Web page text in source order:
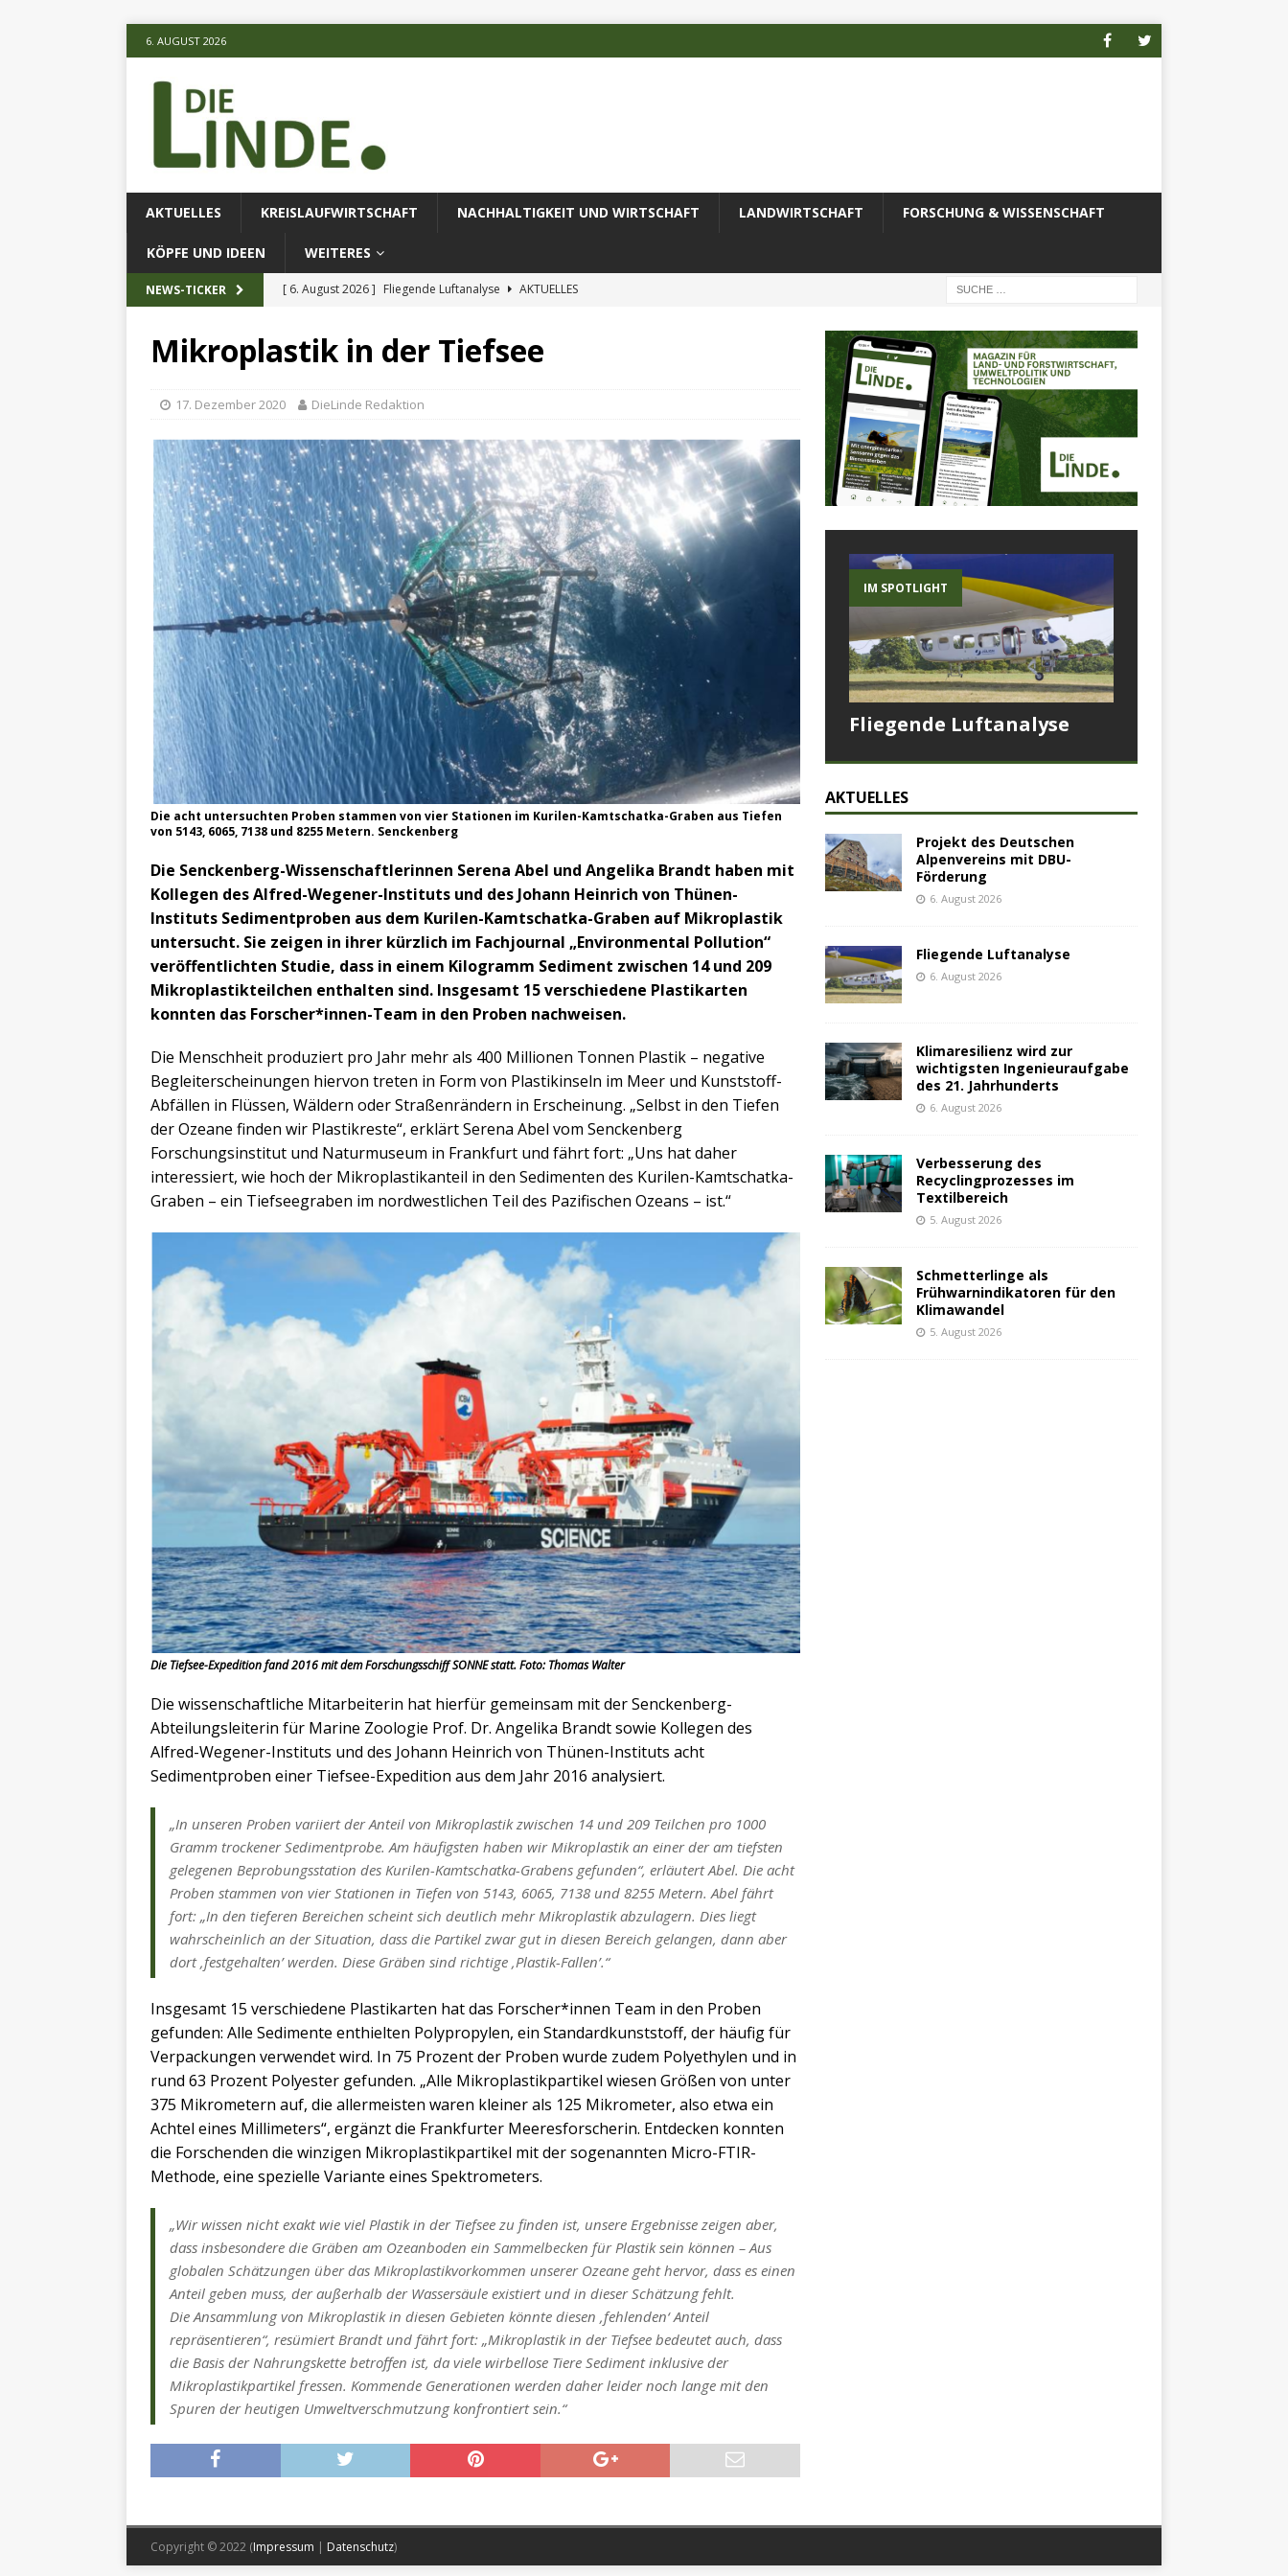
6. AUGUST 2026
AKTUELLES KREISLAUFWIRTSCHAFT NACHHALTIGKEIT UND WIRTSCHAFT LANDWIRTSCHAFT FORSCHUNG & WISSENSCHAFT
KÖPFE UND IDEEN WEITERES
NEWS-TICKER [ 6. August 2026 ] Fliegende Luftanalyse
AKTUELLES
AKTUELLES
Mikroplastik in der Tiefsee
17. Dezember 2020 DieLinde Redaktion
Die acht untersuchten Proben stammen von vier Stationen im Kurilen-Kamtschatka-Graben aus Tiefen
von 5143, 6065, 7138 und 8255 Metern. Senckenberg
Die Senckenberg-Wissenschaftlerinnen Serena Abel und Angelika Brandt haben mit
Kollegen des Alfred-Wegener-Instituts und des Johann Heinrich von Thünen-
Instituts Sedimentproben aus dem Kurilen-Kamtschatka-Graben auf Mikroplastik
untersucht. Sie zeigen in ihrer kürzlich im Fachjournal „Environmental Pollution“
veröffentlichten Studie, dass in einem Kilogramm Sediment zwischen 14 und 209
Mikroplastikteilchen enthalten sind. Insgesamt 15 verschiedene Plastikarten
konnten das Forscher*innen-Team in den Proben nachweisen.
Die Menschheit produziert pro Jahr mehr als 400 Millionen Tonnen Plastik – negative
Begleiterscheinungen hiervon treten in Form von Plastikinseln im Meer und Kunststoff-
Abfällen in Flüssen, Wäldern oder Straßenrändern in Erscheinung. „Selbst in den Tiefen
der Ozeane finden wir Plastikreste“, erklärt Serena Abel vom Senckenberg
Forschungsinstitut und Naturmuseum in Frankfurt und fährt fort: „Uns hat daher
interessiert, wie hoch der Mikroplastikanteil in den Sedimenten des Kurilen-Kamtschatka-
Graben – ein Tiefseegraben im nordwestlichen Teil des Pazifischen Ozeans – ist.“
Die Tiefsee-Expedition fand 2016 mit dem Forschungsschiff SONNE statt. Foto: Thomas Walter
Die wissenschaftliche Mitarbeiterin hat hierfür gemeinsam mit der Senckenberg-
Abteilungsleiterin für Marine Zoologie Prof. Dr. Angelika Brandt sowie Kollegen des
Alfred-Wegener-Instituts und des Johann Heinrich von Thünen-Instituts acht
Sedimentproben einer Tiefsee-Expedition aus dem Jahr 2016 analysiert.
„In unseren Proben variiert der Anteil von Mikroplastik zwischen 14 und 209 Teilchen pro 1000
Gramm trockener Sedimentprobe. Am häufigsten haben wir Mikroplastik an einer der am tiefsten
gelegenen Beprobungsstation des Kurilen-Kamtschatka-Grabens gefunden“, erläutert Abel. Die acht
Proben stammen von vier Stationen in Tiefen von 5143, 6065, 7138 und 8255 Metern. Abel fährt
fort: „In den tieferen Bereichen scheint sich deutlich mehr Mikroplastik abzulagern. Dies liegt
wahrscheinlich an der Situation, dass die Partikel zwar gut in diesen Bereich gelangen, dann aber
dort ‚festgehalten’ werden. Diese Gräben sind richtige ‚Plastik-Fallen’.“
Insgesamt 15 verschiedene Plastikarten hat das Forscher*innen Team in den Proben
gefunden: Alle Sedimente enthielten Polypropylen, ein Standardkunststoff, der häufig für
Verpackungen verwendet wird. In 75 Prozent der Proben wurde zudem Polyethylen und in
rund 63 Prozent Polyester gefunden. „Alle Mikroplastikpartikel wiesen Größen von unter
375 Mikrometern auf, die allermeisten waren kleiner als 125 Mikrometer, also etwa ein
Achtel eines Millimeters“, ergänzt die Frankfurter Meeresforscherin. Entdecken konnten
die Forschenden die winzigen Mikroplastikpartikel mit der sogenannten Micro-FTIR-
Methode, eine spezielle Variante eines Spektrometers.
„Wir wissen nicht exakt wie viel Plastik in der Tiefsee zu finden ist, unsere Ergebnisse zeigen aber,
dass insbesondere die Gräben am Ozeanboden ein Sammelbecken für Plastik sein können – Aus
globalen Schätzungen über das Mikroplastikvorkommen unserer Ozeane geht hervor, dass es einen
Anteil geben muss, der außerhalb der Wassersäule existiert und in dieser Schätzung fehlt.
Die Ansammlung von Mikroplastik in diesen Gebieten könnte diesen ‚fehlenden‘ Anteil
repräsentieren“, resümiert Brandt und fährt fort: „Mikroplastik in der Tiefsee bedeutet auch, dass
die Basis der Nahrungskette betroffen ist, da viele wirbellose Tiere Sediment inklusive der
Mikroplastikpartikel fressen. Kommende Generationen werden daher leider noch lange mit den
Spuren der heutigen Umweltverschmutzung konfrontiert sein.“
IM SPOTLIGHT
Fliegende Luftanalyse
AKTUELLES
Projekt des Deutschen
Alpenvereins mit DBU-
Förderung
6. August 2026
Fliegende Luftanalyse
6. August 2026
Klimaresilienz wird zur
wichtigsten Ingenieuraufgabe
des 21. Jahrhunderts
6. August 2026
Verbesserung des
Recyclingprozesses im
Textilbereich
5. August 2026
Schmetterlinge als
Frühwarnindikatoren für den
Klimawandel
5. August 2026
Copyright © 2022 (Impressum | Datenschutz)